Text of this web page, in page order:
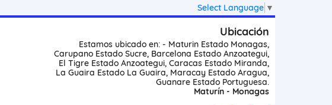
Select Language ▼
Ubicación
Estamos ubicado en: - Maturin Estado Monagas,
Carupano Estado Sucre, Barcelona Estado Anzoategui,
El Tigre Estado Anzoategui, Caracas Estado Miranda,
La Guaira Estado La Guaira, Maracay Estado Aragua,
Guanare Estado Portuguesa.
Maturín - Monagas